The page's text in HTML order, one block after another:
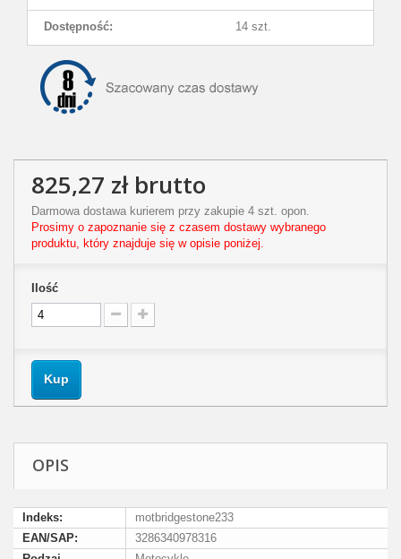
Dostępność: 14 szt.
825,27 złbrutto
Darmowa dostawa kurierem przy zakupie 4 szt. opon.
Prosimy o zapoznanie się z czasem dostawy wybranego
produktu, który znajduje się w opisie poniżej.
Ilość
Kup
OPIS
Indeks:
motbridgestone233
EAN/SAP:
3286340978316